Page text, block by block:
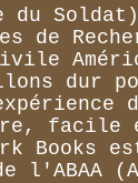
du
de
dur
facile
Books
de l'ABAA